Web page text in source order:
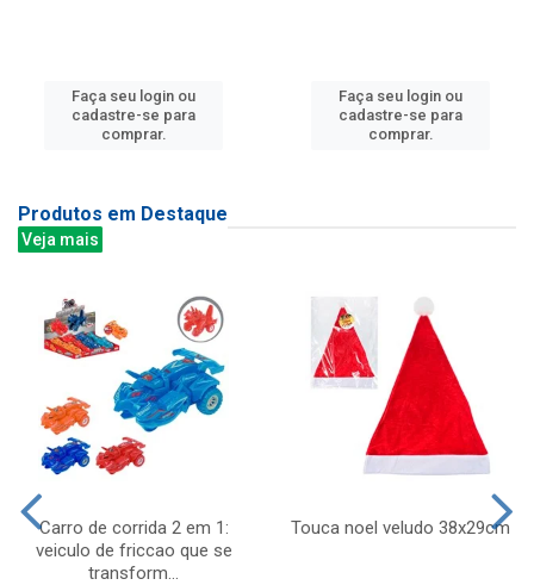
Faça seu login ou
cadastre-se para
comprar.
Faça seu login ou
cadastre-se para
comprar.
Produtos em Destaque
Veja mais
Carro de corrida 2 em 1:
veiculo de friccao que se
transform...
Touca noel veludo 38x29cm